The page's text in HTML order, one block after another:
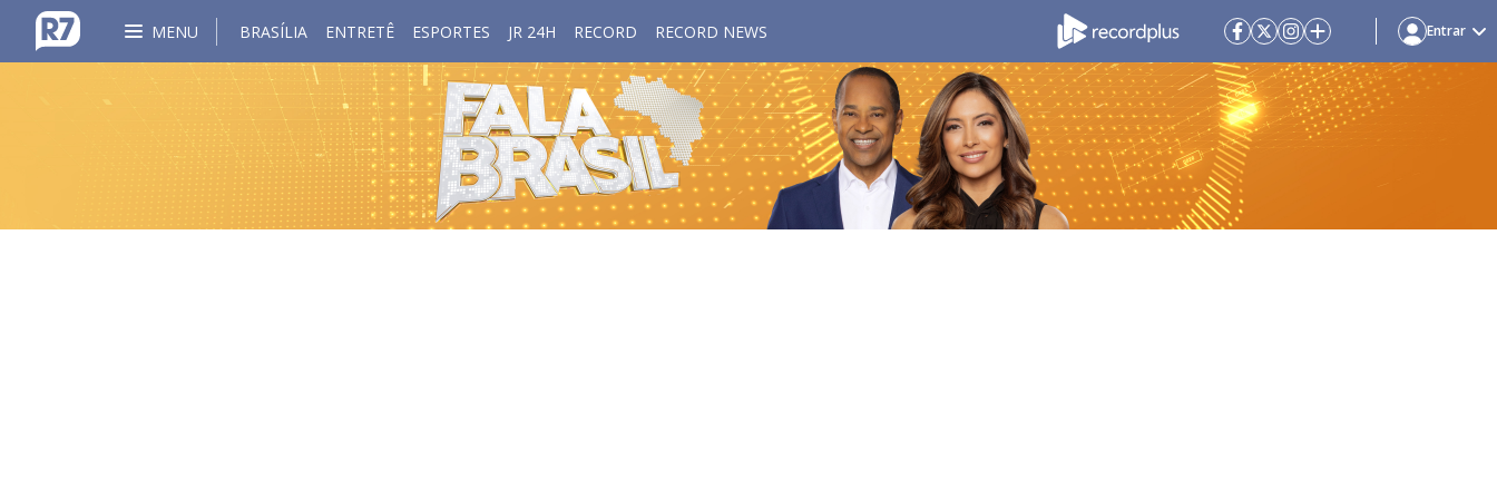
MENU BRASÍLIA ENTRETÊ ESPORTES JR 24H RECORD RECORD NEWS Entrar